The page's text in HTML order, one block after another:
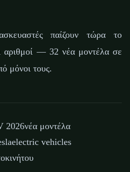
παίζουν τώρα το
αριθμοί — 32 νέα μοντέλα σε
μόνοι τους.
2026νέα μοντέλα
electric vehicles